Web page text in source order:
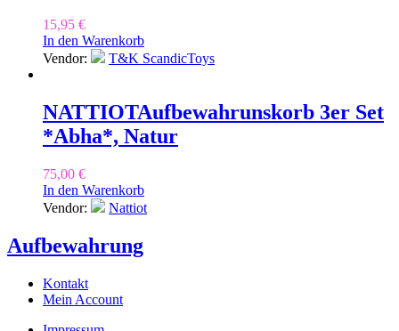
15,95 €
In den Warenkorb
Vendor:
T&K ScandicToys
NATTIOTAufbewahrunskorb 3er Set
*Abha*, Natur
75,00 €
In den Warenkorb
Vendor:
Nattiot
Aufbewahrung
Kontakt
Mein Account